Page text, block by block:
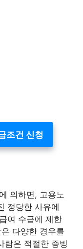
조건 신청
의하면, 고용노
정당한 사유에
여 수급에 제한
다양한 경우를
람은 적절한 증빙